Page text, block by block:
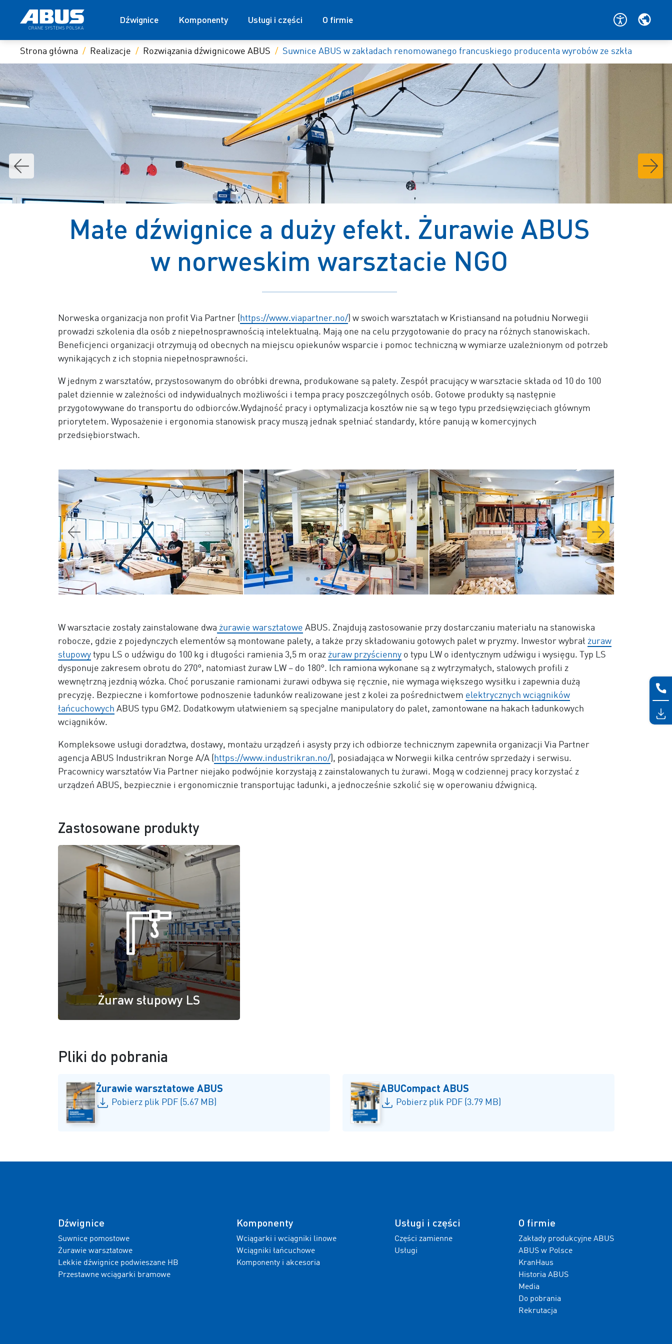
Dźwignice Komponenty Usługi i części O firmie
Strona główna Realizacje Rozwiązania dźwignicowe ABUS Suwnice ABUS w zakładach renomowanego francuskiego producenta wyrobów ze szkła
Małe dźwignice a duży efekt. Żurawie ABUS
w norweskim warsztacie NGO
Norweska organizacja non profit Via Partner ( https://www.viapartner.no/) w swoich warsztatach w Kristiansand na południu Norwegii
prowadzi szkolenia dla osób z niepełnosprawnością intelektualną. Mają one na celu przygotowanie do pracy na różnych stanowiskach.
Beneficjenci organizacji otrzymują od obecnych na miejscu opiekunów wsparcie i pomoc techniczną w wymiarze uzależnionym od potrzeb
wynikających z ich stopnia niepełnosprawności.
W jednym z warsztatów, przystosowanym do obróbki drewna, produkowane są palety. Zespół pracujący w warsztacie składa od 10 do 100
palet dziennie w zależności od indywidualnych możliwości i tempa pracy poszczególnych osób. Gotowe produkty są następnie
przygotowywane do transportu do odbiorców.Wydajność pracy i optymalizacja kosztów nie są w tego typu przedsięwzięciach głównym
priorytetem. Wyposażenie i ergonomia stanowisk pracy muszą jednak spełniać standardy, które panują w komercyjnych
przedsiębiorstwach.
W warsztacie zostały zainstalowane dwa żurawie warsztatowe ABUS. Znajdują zastosowanie przy dostarczaniu materiału na stanowiska
robocze, gdzie z pojedynczych elementów są montowane palety, a także przy składowaniu gotowych palet w pryzmy. Inwestor wybrał żuraw
słupowytypu LS o udźwigu do 100 kg i długości ramienia 3,5 m oraz żuraw przyściennyo typu LW o identycznym udźwigu i wysięgu. Typ LS
dysponuje zakresem obrotu do 270°, natomiast żuraw LW – do 180°. Ich ramiona wykonane są z wytrzymałych, stalowych profili z
wewnętrzną jezdnią wózka. Choć poruszanie ramionami żurawi odbywa się ręcznie, nie wymaga większego wysiłku i zapewnia dużą
precyzję. Bezpieczne i komfortowe podnoszenie ładunków realizowane jest z kolei za pośrednictwem elektrycznych wciągników
łańcuchowych ABUS typu GM2. Dodatkowym ułatwieniem są specjalne manipulatory do palet, zamontowane na hakach ładunkowych
wciągników.
Kompleksowe usługi doradztwa, dostawy, montażu urządzeń i asysty przy ich odbiorze technicznym zapewniła organizacji Via Partner
agencja ABUS Industrikran Norge A/A ( https://www.industrikran.no/), posiadająca w Norwegii kilka centrów sprzedaży i serwisu.
Pracownicy warsztatów Via Partner niejako podwójnie korzystają z zainstalowanych tu żurawi. Mogą w codziennej pracy korzystać z
urządzeń ABUS, bezpiecznie i ergonomicznie transportując ładunki, a jednocześnie szkolić się w operowaniu dźwignicą.
Zastosowane produkty
Żuraw słupowy LS
Pliki do pobrania
Żurawie warsztatowe ABUS
Pobierz plik PDF (5.67 MB)
ABUCompact ABUS
Pobierz plik PDF (3.79 MB)
Dźwignice
Suwnice pomostowe
Żurawie warsztatowe
Lekkie dźwignice podwieszane HB
Przestawne wciągarki bramowe
Komponenty
Wciągarki i wciągniki linowe
Wciągniki łańcuchowe
Komponenty i akcesoria
Usługi i części
Części zamienne
Usługi
O firmie
Zakłady produkcyjne ABUS
ABUS w Polsce
KranHaus
Historia ABUS
Media
Do pobrania
Rekrutacja